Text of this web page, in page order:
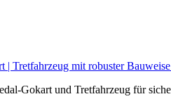
Tretfahrzeug mit robuster
Gokart und Tretfahrzeug für